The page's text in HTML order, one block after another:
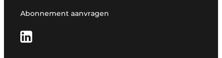
Abonnement aanvragen